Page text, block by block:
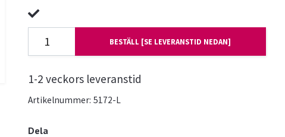
BESTÄLL [SE LEVERANSTID NEDAN]
1-2 veckors leveranstid
Artikelnummer: 5172-L
Dela